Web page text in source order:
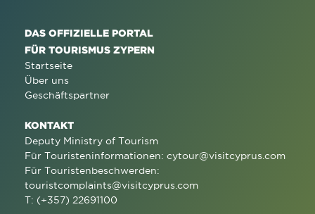
DAS OFFIZIELLE PORTAL
FÜR TOURISMUS ZYPERN
Startseite
Über uns
Geschäftspartner
KONTAKT
Deputy Ministry of Tourism
Für Touristeninformationen: cytour@visitcyprus.com
Für Touristenbeschwerden:
touristcomplaints@visitcyprus.com
T: (+357) 22691100